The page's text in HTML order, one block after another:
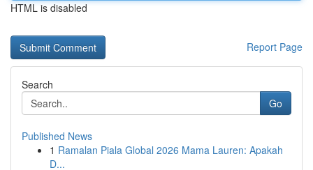
HTML is disabled
Report Page
Search
Go
Published News
1 Ramalan Piala Global 2026 Mama Lauren: Apakah
D...